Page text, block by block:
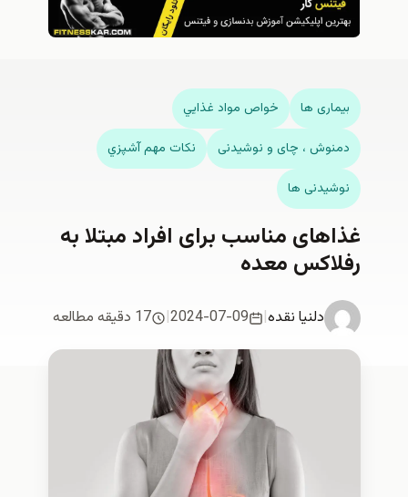
بیماری ها
خواص مواد غذايي
دمنوش ، چای و نوشیدنی
نكات مهم آشپزي
نوشیدنی ها
غذاهای مناسب برای افراد مبتلا به
رفلاکس معده
دلنیا نقدە|
2024-07-09
| 17 دقیقه مطالعه